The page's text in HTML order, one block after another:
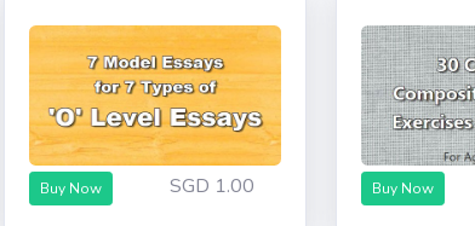
Buy Now SGD 1.00 Buy Now